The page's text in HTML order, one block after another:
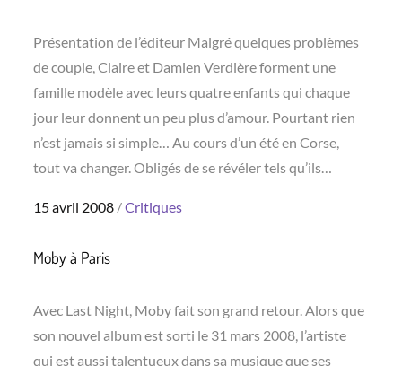
Présentation de l’éditeur Malgré quelques problèmes
de couple, Claire et Damien Verdière forment une
famille modèle avec leurs quatre enfants qui chaque
jour leur donnent un peu plus d’amour. Pourtant rien
n’est jamais si simple… Au cours d’un été en Corse,
tout va changer. Obligés de se révéler tels qu’ils…
Posted
15 avril 2008 Critiques
Moby à Paris
Avec Last Night, Moby fait son grand retour. Alors que
son nouvel album est sorti le 31 mars 2008, l’artiste
qui est aussi talentueux dans sa musique que ses